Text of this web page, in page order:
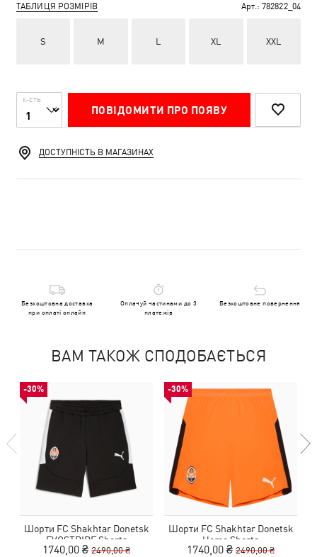
ТАБЛИЦЯ РОЗМІРІВ Арт.: 782822_04
S M L XL XXL
К-СТЬ
ПОВІДОМИТИ ПРО ПОЯВУ
ДОСТУПНІСТЬ В МАГАЗИНАХ
Безкоштовна доставка
при оплаті онлайн
Оплачуй частинами до 3
платежів
Безкоштовне повернення
ВАМ ТАКОЖ СПОДОБАЄТЬСЯ
-30%
Шорти FC Shakhtar Donetsk
EVOSTRIPE Shorts
1740,00 ₴ 2490,00 ₴
-30%
Шорти FC Shakhtar Donetsk
Home Shorts
1740,00 ₴ 2490,00 ₴